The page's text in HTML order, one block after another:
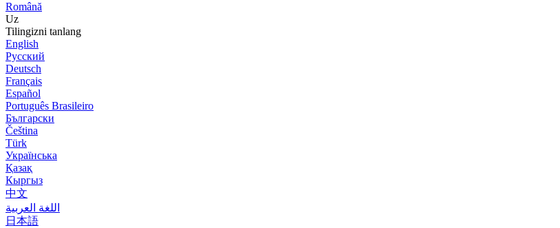
Română
Uz
Tilingizni tanlang
English
Русский
Deutsch
Français
Español
Português Brasileiro
Български
Čeština
Türk
Українська
Қазақ
Кыргыз
中文
اللغة العربية
日本語